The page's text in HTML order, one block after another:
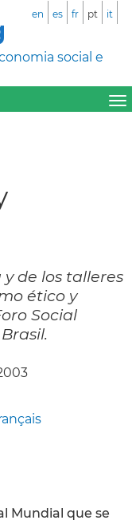
social e
en es fr pt it
de los talleres
ético y
Social
Mundial que se